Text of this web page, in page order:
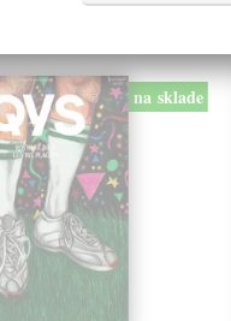
na sklade